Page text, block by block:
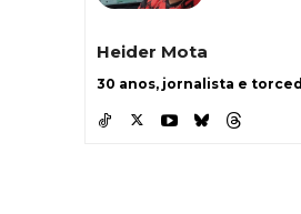
Heider Mota
30 anos, jornalista e